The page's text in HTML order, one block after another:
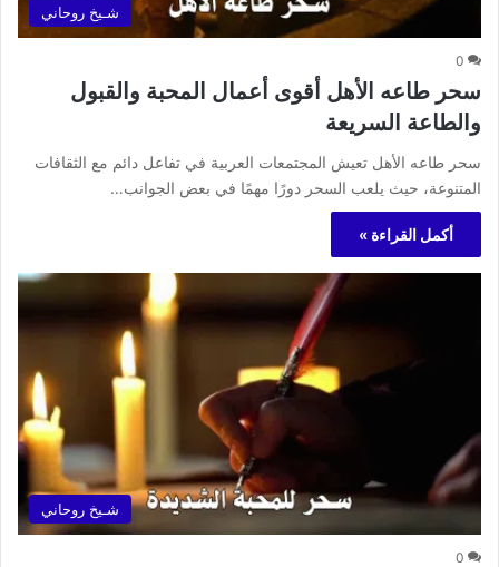
شـيخ روحاني
0
سحر طاعه الأهل أقوى أعمال المحبة والقبول
والطاعة السريعة
سحر طاعه الأهل تعيش المجتمعات العربية في تفاعل دائم مع الثقافات
المتنوعة، حيث يلعب السحر دورًا مهمًا في بعض الجوانب…
أكمل القراءة »
شـيخ روحاني
0